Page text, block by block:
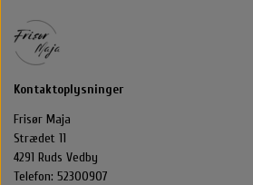
Kontaktoplysninger
Frisør Maja
Strædet 11
4291 Ruds Vedby
Telefon: 52300907